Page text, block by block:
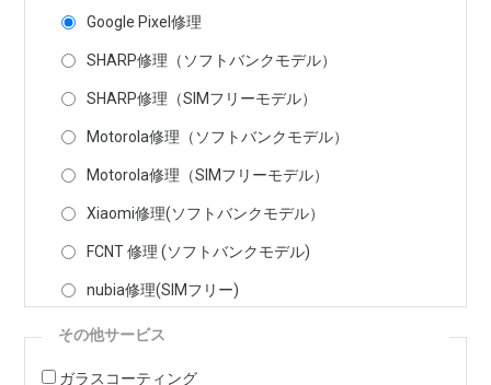
Google Pixel修理
SHARP修理（ソフトバンクモデル）
SHARP修理（SIMフリーモデル）
Motorola修理（ソフトバンクモデル）
Motorola修理（SIMフリーモデル）
Xiaomi修理(ソフトバンクモデル）
FCNT 修理 (ソフトバンクモデル)
nubia修理(SIMフリー)
その他サービス
ガラスコーティング